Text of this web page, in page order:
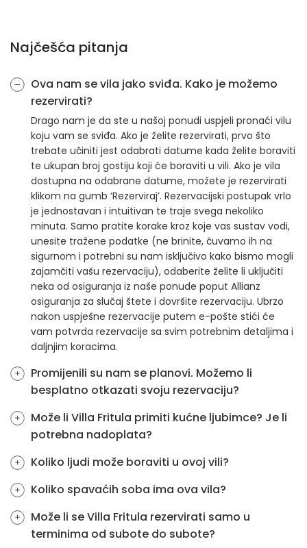
Najčešća pitanja
Ova nam se vila jako sviđa. Kako je možemo
rezervirati?
Drago nam je da ste u našoj ponudi uspjeli pronaći vilu
koju vam se sviđa. Ako je želite rezervirati, prvo što
trebate učiniti jest odabrati datume kada želite boraviti
te ukupan broj gostiju koji će boraviti u vili. Ako je vila
dostupna na odabrane datume, možete je rezervirati
klikom na gumb ‘Rezerviraj’. Rezervacijski postupak vrlo
je jednostavan i intuitivan te traje svega nekoliko
minuta. Samo pratite korake kroz koje vas sustav vodi,
unesite tražene podatke (ne brinite, čuvamo ih na
sigurnom i potrebni su nam isključivo kako bismo mogli
zajamčiti vašu rezervaciju), odaberite želite li uključiti
neka od osiguranja iz naše ponude poput Allianz
osiguranja za slučaj štete i dovršite rezervaciju. Ubrzo
nakon uspješne rezervacije putem e-pošte stići će
vam potvrda rezervacije sa svim potrebnim detaljima i
daljnjim koracima.
Promijenili su nam se planovi. Možemo li
besplatno otkazati svoju rezervaciju?
Može li Villa Fritula primiti kućne ljubimce? Je li
potrebna nadoplata?
Koliko ljudi može boraviti u ovoj vili?
Koliko spavaćih soba ima ova vila?
Može li se Villa Fritula rezervirati samo u
terminima od subote do subote?